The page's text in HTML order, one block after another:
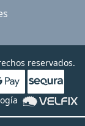
reservados.